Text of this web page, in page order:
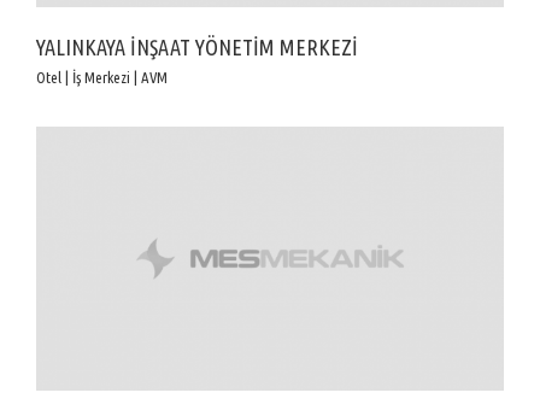
YALINKAYA İNŞAAT YÖNETİM MERKEZİ
Otel | İş Merkezi | AVM